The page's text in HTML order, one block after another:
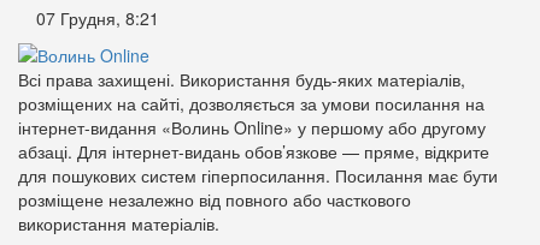
07 Грудня, 8:21
Всі права захищені. Використання будь-яких матеріалів,
розміщених на сайті, дозволяється за умови посилання на
інтернет-видання «Волинь Online» у першому або другому
абзаці. Для інтернет-видань обов’язкове — пряме, відкрите
для пошукових систем гіперпосилання. Посилання має бути
розміщене незалежно від повного або часткового
використання матеріалів.